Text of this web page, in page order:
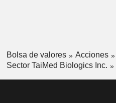
Bolsa de valores Acciones
Sector TaiMed Biologics Inc.